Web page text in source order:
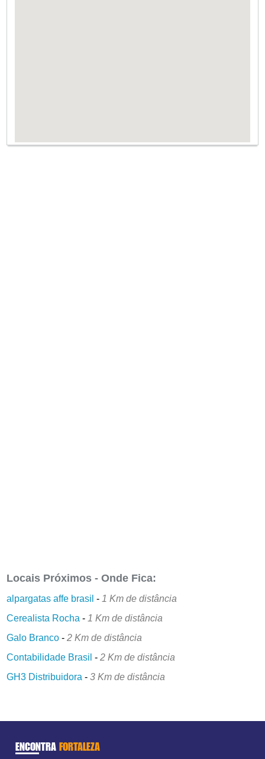
Locais Próximos - Onde Fica:
alpargatas affe brasil - 1 Km de distância
Cerealista Rocha - 1 Km de distância
Galo Branco -2 Km de distância
Contabilidade Brasil -2 Km de distância
GH3 Distribuidora -3 Km de distância
ENCONTRA FORTALEZA